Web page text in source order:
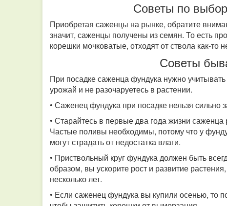
Советы по
Приобретая саженцы на рынке, обратите
значит, саженцы получены из семян. То есть
корешки мочковатые, отходят от ствола как-то
Советы
При посадке саженца фундука нужно
урожай и не разочаруетесь в растении.
• Саженец фундука при посадке нельзя сильно
• Старайтесь в первые два года жизни
Частые поливы необходимы, потому что у
могут страдать от недостатка влаги.
• Приствольный круг фундука должен быть
образом, вы ускорите рост и развитие
несколько лет.
• Если саженец фундука вы купили осенью, то